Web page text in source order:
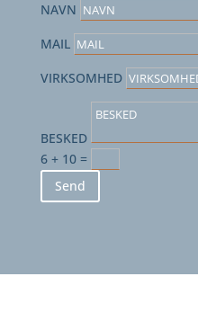
NAVN
MAIL
VIRKSOMHED
BESKED
6 + 10=
Send